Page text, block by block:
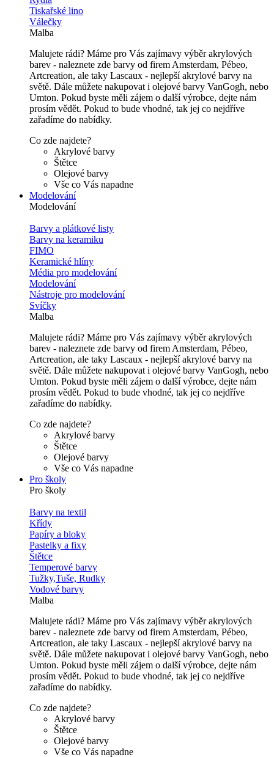
Tiskařské lino
Válečky
Malba
Malujete rádi? Máme pro Vás zajímavy výběr akrylových
barev - naleznete zde barvy od firem Amsterdam, Pébeo,
Artcreation, ale taky Lascaux - nejlepší akrylové barvy na
světě. Dále můžete nakupovat i olejové barvy VanGogh, nebo
Umton. Pokud byste měli zájem o další výrobce, dejte nám
prosím vědět. Pokud to bude vhodné, tak jej co nejdříve
zařadíme do nabídky.
Co zde najdete?
Akrylové barvy
Štětce
Olejové barvy
Vše co Vás napadne
Modelování
Modelování
Barvy a plátkové listy
Barvy na keramiku
FIMO
Keramické hlíny
Média pro modelování
Modelování
Nástroje pro modelování
Svíčky
Malba
Malujete rádi? Máme pro Vás zajímavy výběr akrylových
barev - naleznete zde barvy od firem Amsterdam, Pébeo,
Artcreation, ale taky Lascaux - nejlepší akrylové barvy na
světě. Dále můžete nakupovat i olejové barvy VanGogh, nebo
Umton. Pokud byste měli zájem o další výrobce, dejte nám
prosím vědět. Pokud to bude vhodné, tak jej co nejdříve
zařadíme do nabídky.
Co zde najdete?
Akrylové barvy
Štětce
Olejové barvy
Vše co Vás napadne
Pro školy
Pro školy
Barvy na textil
Křídy
Papíry a bloky
Pastelky a fixy
Štětce
Temperové barvy
Tužky,Tuše, Rudky
Vodové barvy
Malba
Malujete rádi? Máme pro Vás zajímavy výběr akrylových
barev - naleznete zde barvy od firem Amsterdam, Pébeo,
Artcreation, ale taky Lascaux - nejlepší akrylové barvy na
světě. Dále můžete nakupovat i olejové barvy VanGogh, nebo
Umton. Pokud byste měli zájem o další výrobce, dejte nám
prosím vědět. Pokud to bude vhodné, tak jej co nejdříve
zařadíme do nabídky.
Co zde najdete?
Akrylové barvy
Štětce
Olejové barvy
Vše co Vás napadne